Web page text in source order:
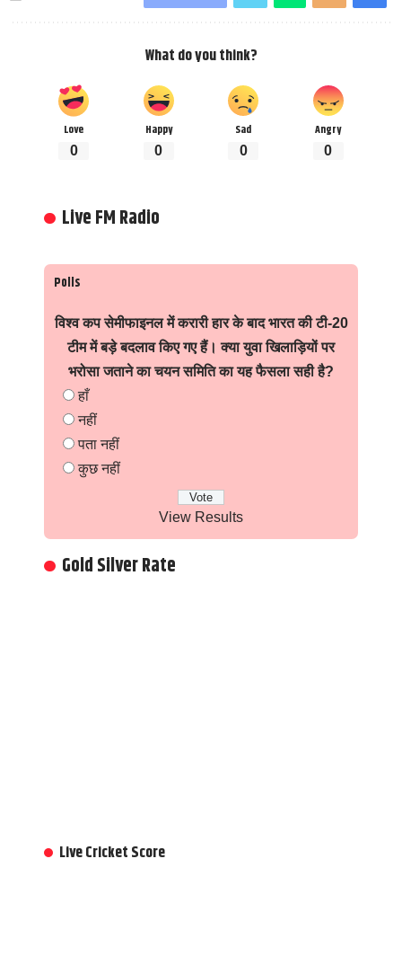
What do you think?
Love
0
Happy
0
Sad
0
Angry
0
Live FM Radio
Polls
विश्व कप सेमीफाइनल में करारी हार के बाद भारत की टी-20
टीम में बड़े बदलाव किए गए हैं। क्या युवा खिलाड़ियों पर
भरोसा जताने का चयन समिति का यह फैसला सही है?
हाँ
नहीं
पता नहीं
कुछ नहीं
View Results
Gold Silver Rate
Live Cricket Score